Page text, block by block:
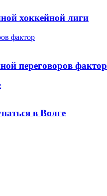
хоккейной лиги
фактор
переговоров фактор
в Волге